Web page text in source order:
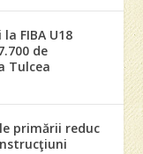
FIBA U18
de
Tulcea
primării reduc